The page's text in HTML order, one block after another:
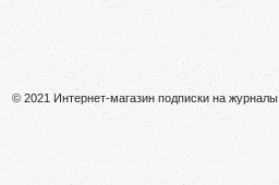
© 2021 Интернет-магазин подписки на журналы